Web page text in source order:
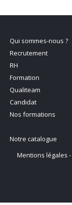
Qui sommes-nous ?
Recrutement
RH
Formation
Qualiteam
Candidat
Nos formations
Notre catalogue
Mentions légales -